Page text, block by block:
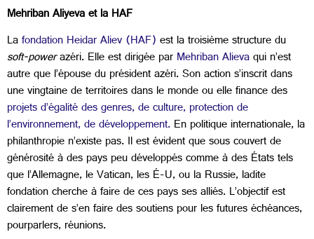
Mehriban Aliyeva et la HAF
Lafondation Heidar Aliev (HAF)est la troisième structure du
soft-powerazéri. Elle est dirigée parMehriban Alievaqui n’est
autre que l’épouse du président azéri. Son action s’inscrit dans
une vingtaine de territoires dans le monde ou elle finance des
projets d’égalité des genres, de culture, protection de
l’environnement, de développement. En politique internationale, la
philanthropie n’existe pas. Il est évident que sous couvert de
générosité à des pays peu développés comme à des États tels
que l’Allemagne, le Vatican, les É-U, ou la Russie, ladite
fondation cherche à faire de ces pays ses alliés. L’objectif est
clairement de s’en faire des soutiens pour les futures échéances,
pourparlers, réunions.